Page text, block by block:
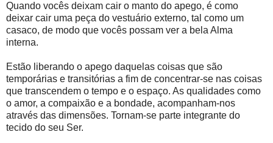
Quando vocês deixam cair o manto do apego, é como
deixar cair uma peça do vestuário externo, tal como um
casaco, de modo que vocês possam ver a bela Alma
interna.
Estão liberando o apego daquelas coisas que são
temporárias e transitórias a fim de concentrar-se nas coisas
que transcendem o tempo e o espaço. As qualidades como
o amor, a compaixão e a bondade, acompanham-nos
através das dimensões. Tornam-se parte integrante do
tecido do seu Ser.